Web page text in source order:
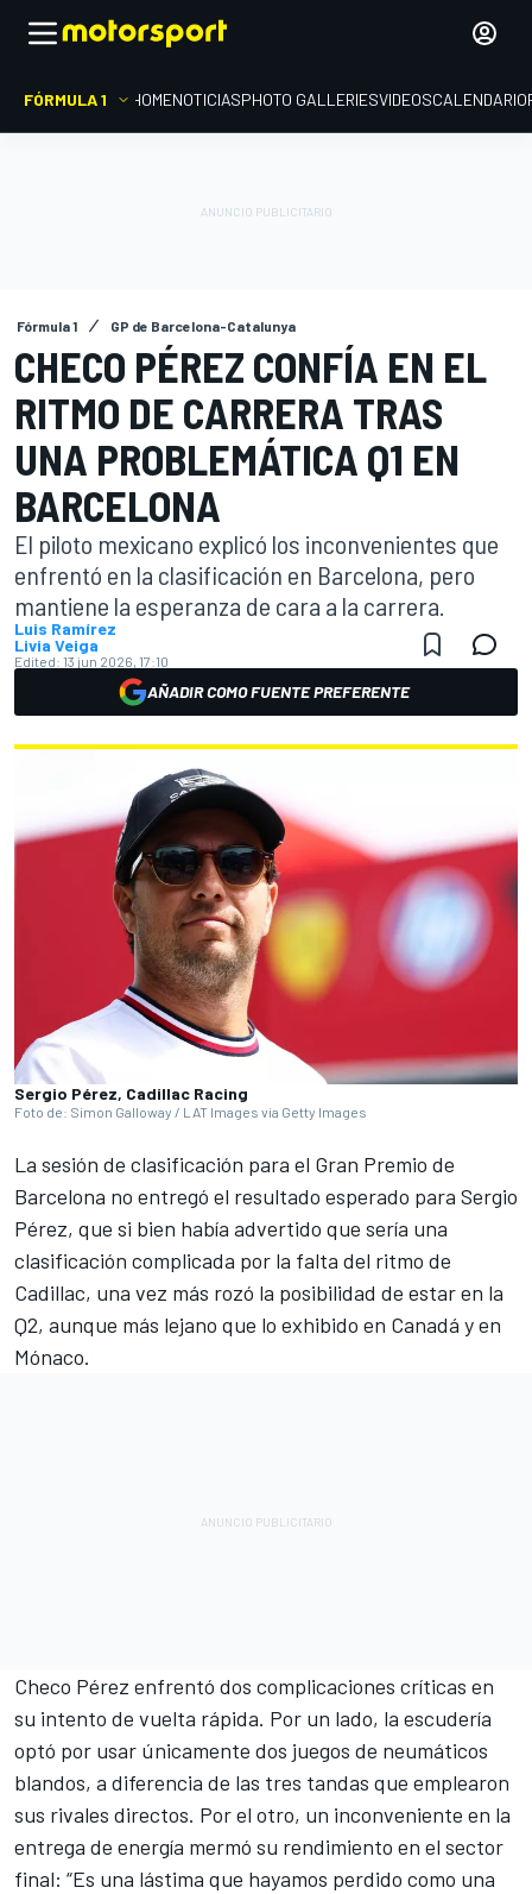
FÓRMULA 1 HOMENOTICIASPHOTO GALLERIESVIDEOSCALENDARIO
Fórmula 1 GP de Barcelona-Catalunya
CHECO PÉREZ CONFÍA EN EL
RITMO DE CARRERA TRAS
UNA PROBLEMÁTICA Q1 EN
BARCELONA
El piloto mexicano explicó los inconvenientes que
enfrentó en la clasificación en Barcelona, pero
mantiene la esperanza de cara a la carrera.
Luis Ramírez
Livia Veiga
Edited: 13 jun 2026, 17:10
AÑADIR COMO FUENTE PREFERENTE
Sergio Pérez, Cadillac Racing
Foto de: Simon Galloway / LAT Images via Getty Images
La sesión de clasificación para el Gran Premio de
Barcelona no entregó el resultado esperado para Sergio
Pérez, que si bien había advertido que sería una
clasificación complicada por la falta del ritmo de
Cadillac, una vez más rozó la posibilidad de estar en la
Q2, aunque más lejano que lo exhibido en Canadá y en
Mónaco.
Checo Pérez enfrentó dos complicaciones críticas en
su intento de vuelta rápida. Por un lado, la escudería
optó por usar únicamente dos juegos de neumáticos
blandos, a diferencia de las tres tandas que emplearon
sus rivales directos. Por el otro, un inconveniente en la
entrega de energía mermó su rendimiento en el sector
final: “Es una lástima que hayamos perdido como una